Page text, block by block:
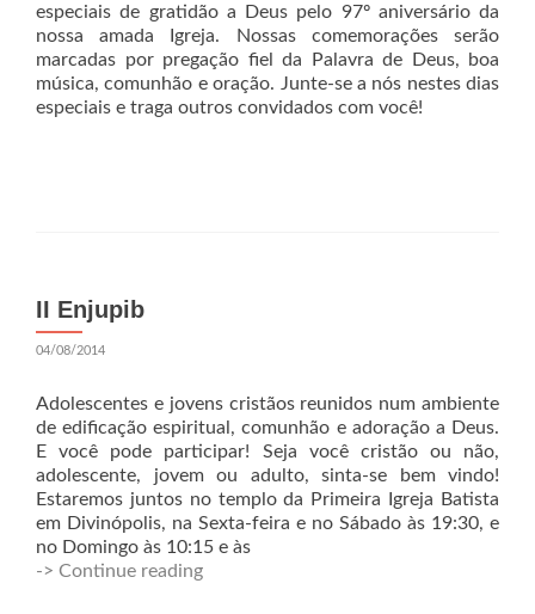
especiais de gratidão a Deus pelo 97º aniversário da
nossa amada Igreja. Nossas comemorações serão
marcadas por pregação fiel da Palavra de Deus, boa
música, comunhão e oração. Junte-se a nós nestes dias
especiais e traga outros convidados com você!
II Enjupib
04/08/2014
Adolescentes e jovens cristãos reunidos num ambiente
de edificação espiritual, comunhão e adoração a Deus.
E você pode participar! Seja você cristão ou não,
adolescente, jovem ou adulto, sinta-se bem vindo!
Estaremos juntos no templo da Primeira Igreja Batista
em Divinópolis, na Sexta-feira e no Sábado às 19:30, e
no Domingo às 10:15 e às
-> Continue reading